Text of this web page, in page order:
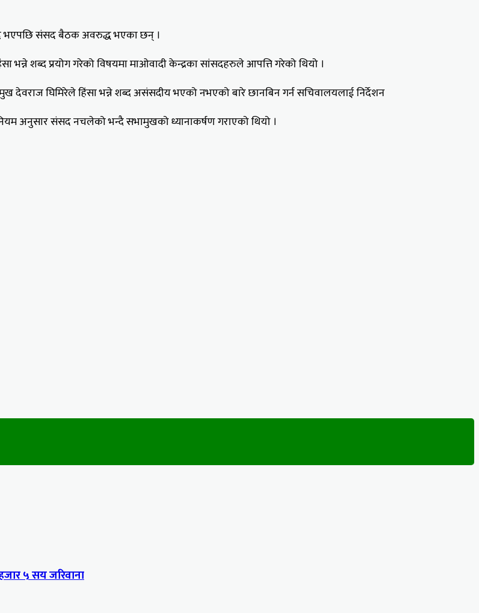
भएपछि संसद बैठक अवरुद्ध भएका छन् ।
शब्द प्रयोग गरेको विषयमा माओवादी केन्द्रका सांसदहरुले आपत्ति गरेको थियो ।
घिमिरेले हिंसा भन्ने शब्द असंसदीय भएको नभएको बारे छानबिन गर्न सचिवालयलाई निर्देशन
अनुसार संसद नचलेको भन्दै सभामुखको ध्यानाकर्षण गराएको थियो ।
५ सय जरिवाना